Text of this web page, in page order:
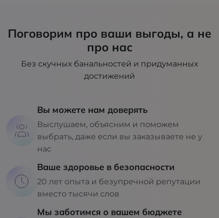
Поговорим про ваши выгоды, а не
про нас
Без скучных банальностей и придуманных
достижений
Вы можете нам доверять
Выслушаем, объясним и поможем
выбрать, даже если вы заказываете не у
нас
Ваше здоровье в безопасности
20 лет опыта и безупречной репутации
вместо тысячи слов
Мы заботимся о вашем бюджете